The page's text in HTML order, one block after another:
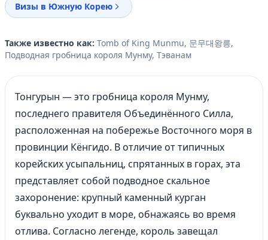
Визы в Южную Корею
Также известно как: Tomb of King Munmu, 문무대왕릉,
Подводная гробница короля Мунму, Тэванам
Тонгурын — это гробница короля Мунму,
последнего правителя Объединённого Силла,
расположенная на побережье Восточного моря в
провинции Кёнгидо. В отличие от типичных
корейских усыпальниц, спрятанных в горах, эта
представляет собой подводное скальное
захоронение: крупный каменный курган
буквально уходит в море, обнажаясь во время
отлива. Согласно легенде, король завещал